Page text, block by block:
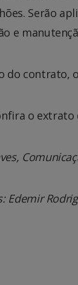
Serão
e
do contrato,
o extrato
Edemir